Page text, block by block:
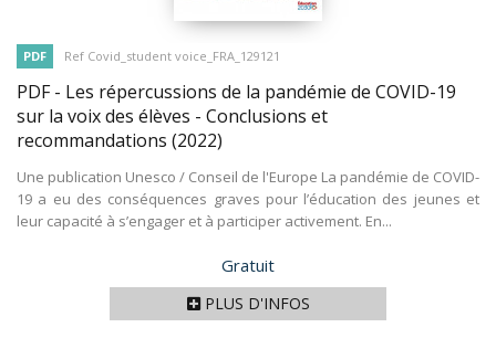
PDF Ref Covid_student voice_FRA_129121
PDF - Les répercussions de la pandémie de COVID-19
sur la voix des élèves - Conclusions et
recommandations (2022)
Une publication Unesco / Conseil de l'Europe La pandémie de COVID-
19 a eu des conséquences graves pour l’éducation des jeunes et
leur capacité à s’engager et à participer activement. En...
Prix
Gratuit
PLUS D'INFOS